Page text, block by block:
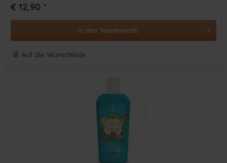
€ 12,90 *
In den Warenkorb
Auf die Wunschliste